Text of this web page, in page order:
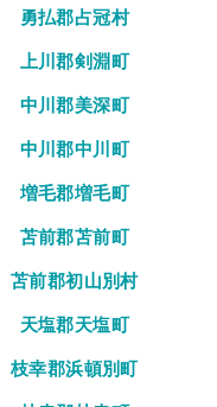
勇払郡占冠村
上川郡剣淵町
中川郡美深町
中川郡中川町
増毛郡増毛町
苫前郡苫前町
苫前郡初山別村
天塩郡天塩町
枝幸郡浜頓別町